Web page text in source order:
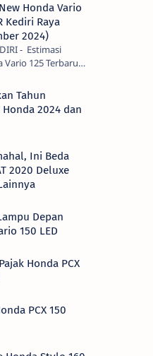
Honda Vario
Kediri Raya
2024)
- Estimasi
125 Terbaru
September
PT Astra Honda
Tahun
2024 dan
Ini Beda
2020 Deluxe
Depan
150 LED
Honda PCX
PCX 150